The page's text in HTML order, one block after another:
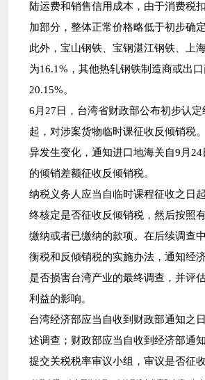
陆运费和销售信用成本，由于消费税
加部分，整体正常价格略低于初步确定
此外，宝山钢铁、宝钢湛江钢铁、上
为16.1%，其他热轧钢铁制造商或出
20.15%。
6月27日，台湾省财政部公布初步认定
起，对涉案货物临时课征收反倾销税
异发生变化，通知进口地海关自9月
的倾销差额征收反倾销税。
纳税义务人应当自临时课程征收之日
终核定是否征收反倾销税，然后按照
缴纳或者已缴纳的款项。在后续调查
衡税和反倾销税的实施办法，通知经
是否损害台湾产业的最终调查，并评
利益的影响。
台湾经济部应当自收到财政部通知之
述调查；财政部应当自收到经济部通
提交关税税率审议小组，审议是否征收